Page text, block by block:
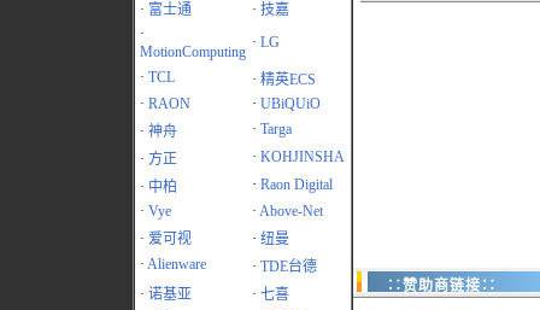
· 富士通 · 技嘉
·
MotionComputing
· LG
· TCL · 精英ECS
· RAON · UBiQUiO
· 神舟 · Targa
· 方正 · KOHJINSHA
· 中柏 · Raon Digital
· Vye · Above-Net
· 爱可视 · 纽曼
· Alienware · TDE台德
· 诺基亚 · 七喜
∷赞助商链接∷